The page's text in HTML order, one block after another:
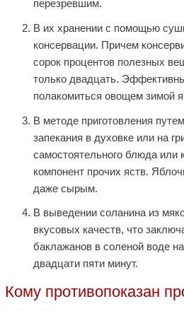
перезревшим.
В их хранении с помощью
консервации. Причем
сорок процентов полезных
только двадцать.
полакомиться овощем зимой
В методе приготовления
запекания в духовке или на
самостоятельного блюда или
компонент прочих яств.
даже сырым.
В выведении соланина из
вкусовых качеств, что
баклажанов в соленой воде
двадцати пяти минут.
Кому противопоказан